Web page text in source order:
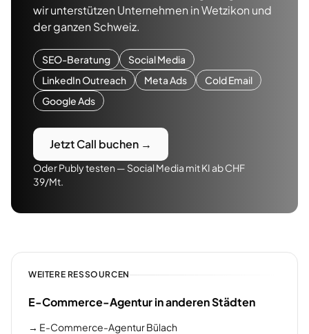
wir unterstützen Unternehmen inWetzikon und
der ganzen Schweiz.
SEO-Beratung
Social Media
LinkedIn Outreach
Meta Ads
Cold Email
Google Ads
Jetzt Call buchen →
Oder Publy testen — Social Media mit KI ab CHF
39/Mt.
WEITERE RESSOURCEN
E-Commerce-Agentur in anderen Städten
→ E-Commerce-Agentur Bülach